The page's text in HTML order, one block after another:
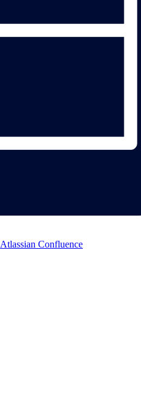
Atlassian Confluence